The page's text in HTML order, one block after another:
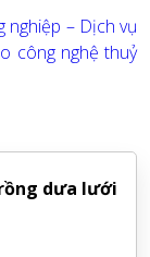
nghiệp – Dịch vụ
công nghệ thuỷ
dưa lưới